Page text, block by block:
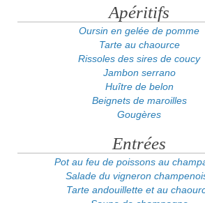
Apéritifs
Oursin en gelée de pomme
Tarte au chaource
Rissoles des sires de coucy
Jambon serrano
Huître de belon
Beignets de maroilles
Gougères
Entrées
Pot au feu de poissons au
Salade du vigneron
Tarte andouillette et au